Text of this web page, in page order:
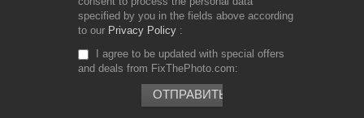
specified by you in the fields above according
to our Privacy Policy
I agree to be updated with special offers
and deals from FixThePhoto.com